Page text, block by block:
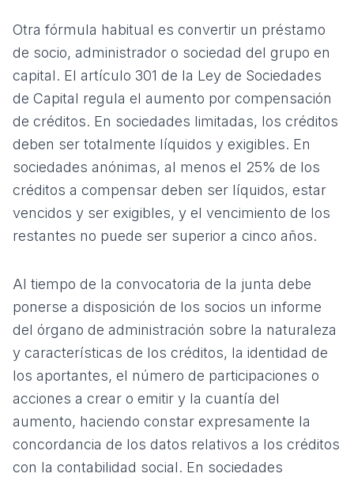
Otra fórmula habitual es convertir un préstamo
de socio, administrador o sociedad del grupo en
capital. El artículo 301 de la Ley de Sociedades
de Capital regula el aumento por compensación
de créditos. En sociedades limitadas, los créditos
deben ser totalmente líquidos y exigibles. En
sociedades anónimas, al menos el 25% de los
créditos a compensar deben ser líquidos, estar
vencidos y ser exigibles, y el vencimiento de los
restantes no puede ser superior a cinco años.
Al tiempo de la convocatoria de la junta debe
ponerse a disposición de los socios un informe
del órgano de administración sobre la naturaleza
y características de los créditos, la identidad de
los aportantes, el número de participaciones o
acciones a crear o emitir y la cuantía del
aumento, haciendo constar expresamente la
concordancia de los datos relativos a los créditos
con la contabilidad social. En sociedades